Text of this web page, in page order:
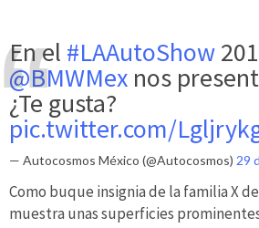
En el #LAAutoShow
@BMWMex nos
¿Te gusta?
pic.twitter.com/
— Autocosmos México (@Autocosmos) 29
Como buque insignia de la familia X
muestra unas superficies